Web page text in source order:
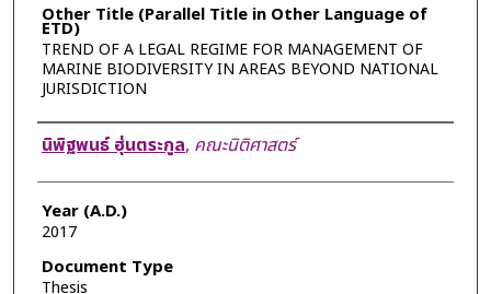
Other Title (Parallel Title in Other Language of
ETD)
TREND OF A LEGAL REGIME FOR MANAGEMENT OF
MARINE BIODIVERSITY IN AREAS BEYOND NATIONAL
JURISDICTION
Author
นิพิฐพนธ์ ฮุ่นตระกูล, คณะนิติศาสตร์
Year (A.D.)
2017
Document Type
Thesis